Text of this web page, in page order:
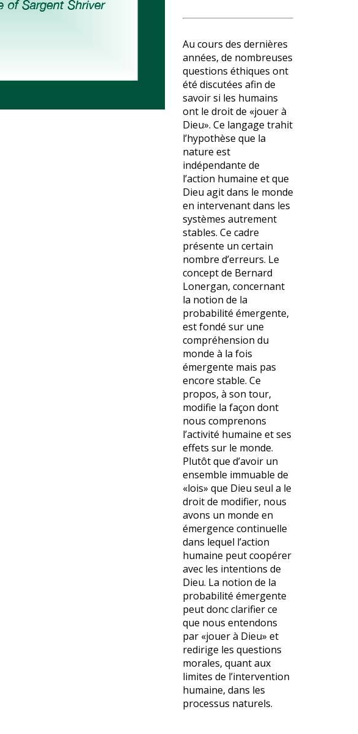
Au cours des dernières
années, de nombreuses
questions éthiques ont
été discutées afin de
savoir si les humains
ont le droit de «jouer à
Dieu». Ce langage trahit
l’hypothèse que la
nature est
indépendante de
l’action humaine et que
Dieu agit dans le monde
en intervenant dans les
systèmes autrement
stables. Ce cadre
présente un certain
nombre d’erreurs. Le
concept de Bernard
Lonergan, concernant
la notion de la
probabilité émergente,
est fondé sur une
compréhension du
monde à la fois
émergente mais pas
encore stable. Ce
propos, à son tour,
modifie la façon dont
nous comprenons
l’activité humaine et ses
effets sur le monde.
Plutôt que d’avoir un
ensemble immuable de
«lois» que Dieu seul a le
droit de modifier, nous
avons un monde en
émergence continuelle
dans lequel l’action
humaine peut coopérer
avec les intentions de
Dieu. La notion de la
probabilité émergente
peut donc clarifier ce
que nous entendons
par «jouer à Dieu» et
redirige les questions
morales, quant aux
limites de l’intervention
humaine, dans les
processus naturels.